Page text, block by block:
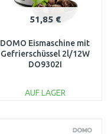
51,85 €
DOMO Eismaschine mit
Gefrierschüssel 2l/12W
DO9302I
AUF LAGER